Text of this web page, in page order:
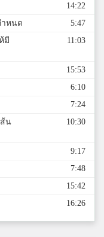
14:22
ำหนด
5:47
มี
11:03
15:53
6:10
7:24
ส้น
10:30
9:17
7:48
15:42
16:26